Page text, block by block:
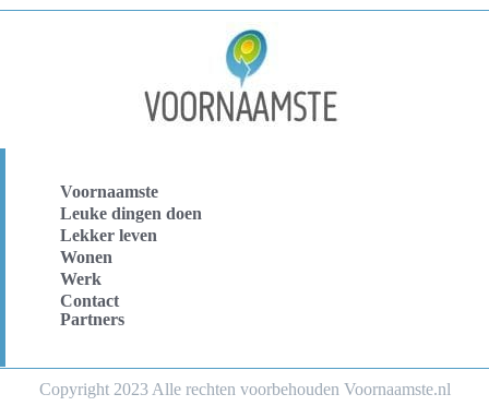
Voornaamste
Leuke dingen doen
Lekker leven
Wonen
Werk
Contact
Partners
Copyright 2023 Alle rechten voorbehouden Voornaamste.nl